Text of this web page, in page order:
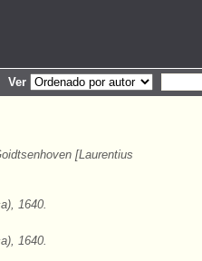
Ver
[Laurentius
1640.
1640.